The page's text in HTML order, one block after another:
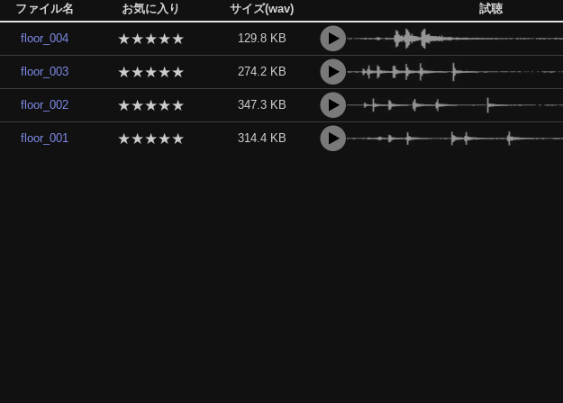
ファイル名 お気に入り サイズ(wav) 試聴
floor_004 ★★★★★ 129.8 KB
floor_003 ★★★★★ 274.2 KB
floor_002 ★★★★★ 347.3 KB
floor_001 ★★★★★ 314.4 KB